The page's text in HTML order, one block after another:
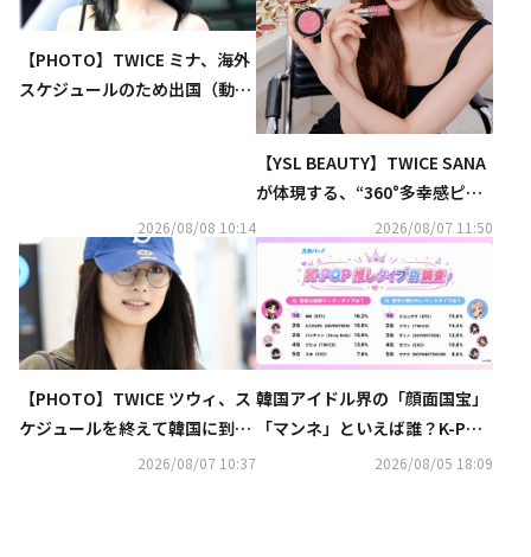
【PHOTO】TWICE ミナ、海外
スケジュールのため出国（動画
2026/08/08 10:14
【YSL BEAUTY】TWICE SANA
が体現する、“360°多幸感ピン
ク”メイクアップ公開2026/08/07 11:50
【PHOTO】TWICE ツウィ、ス
ケジュールを終えて韓国に到着
2026/08/07 10:37
韓国アイドル界の「顔面国宝」
「マンネ」といえば誰？K-POP
推しタイプ別調査の結果が明ら
2026/08/05 18:09